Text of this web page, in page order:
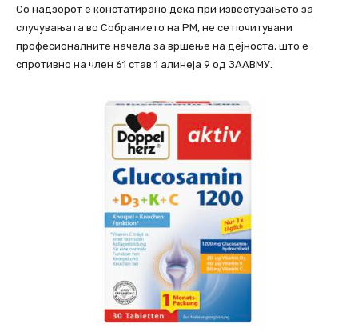
Со надзорот е констатирано дека при известувањето за
случувањата во Собранието на РМ, не се почитувани
професионалните начела за вршење на дејноста, што е
спротивно на член 61 став 1 алинеја 9 од ЗААВМУ.